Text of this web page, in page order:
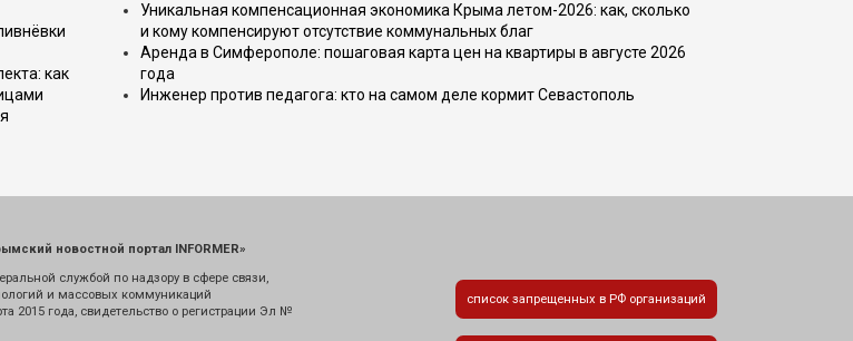
как
Уникальная компенсационная экономика Крыма летом-2026: как, сколько
и кому компенсируют отсутствие коммунальных благ
Аренда в Симферополе: пошаговая карта цен на квартиры в августе 2026
года
Инженер против педагога: кто на самом деле кормит Севастополь
новостной портал INFORMER»
службой по надзору в сфере связи,
и массовых коммуникаций
2015 года, свидетельство о регистрации Эл №
список запрещенных в РФ организаций